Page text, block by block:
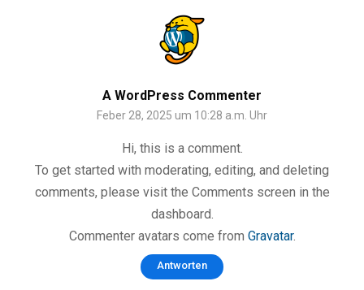
A WordPress Commenter
Feber 28, 2025 um 10:28 a.m. Uhr
Hi, this is a comment.
To get started with moderating, editing, and deleting
comments, please visit the Comments screen in the
dashboard.
Commenter avatars come from Gravatar.
Antworten